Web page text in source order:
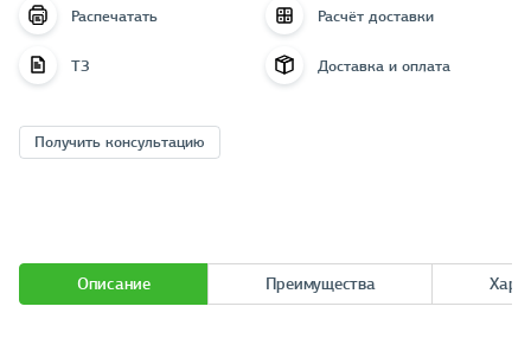
Распечатать Расчёт доставки
ТЗ Доставка и оплата
Получить консультацию
Описание Преимущества